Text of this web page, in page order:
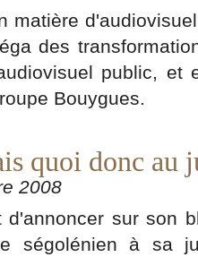
matière
des
public, et
Bouygues.
quoi donc au
2008
d'annoncer sur son
ségolénien à sa